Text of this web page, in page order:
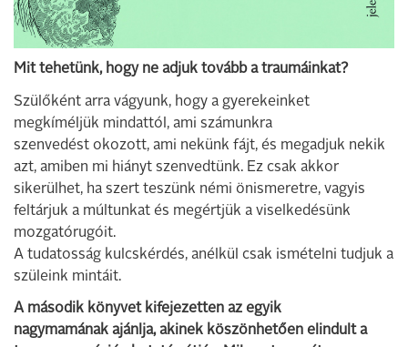
Mit tehetünk, hogy ne adjuk tovább a traumáinkat?
Szülőként arra vágyunk, hogy a gyerekeinket
megkíméljük mindattól, ami számunkra
szenvedést okozott, ami nekünk fájt, és megadjuk nekik
azt, amiben mi hiányt szenvedtünk. Ez csak akkor
sikerülhet, ha szert teszünk némi önismeretre, vagyis
feltárjuk a múltunkat és megértjük a viselkedésünk
mozgatórugóit.
A tudatosság kulcskérdés, anélkül csak ismételni tudjuk a
szüleink mintáit.
A második könyvet kifejezetten az egyik
nagymamának ajánlja, akinek köszönhetően elindult a